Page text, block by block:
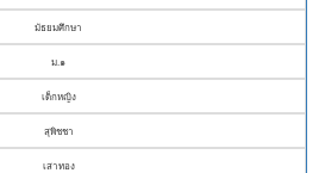
มัธยมศึกษา
ม.๑
เด็กหญิง
สุพิชชา
เสาทอง